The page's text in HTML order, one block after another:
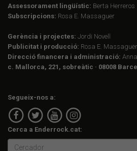
Assessorament lingüístic: Berta Herreros
Subscripcions: Rosa E. Massaguer
Gerència i projectes: Jordi Novell
Publicitat i producció: Rosa E. Massaguer
Direcció financera i administració:
c. Mallorca, 221, sobreàtic · 08008
Segueix-nos a:
Cerca a Enderrock.cat: